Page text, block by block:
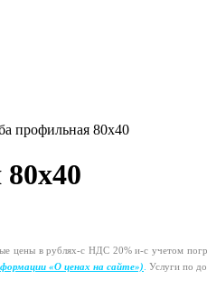
профильная 80х40
цены врублях-с НДС 20%и-с учетом
«О ценах на сайте»). Услуги по